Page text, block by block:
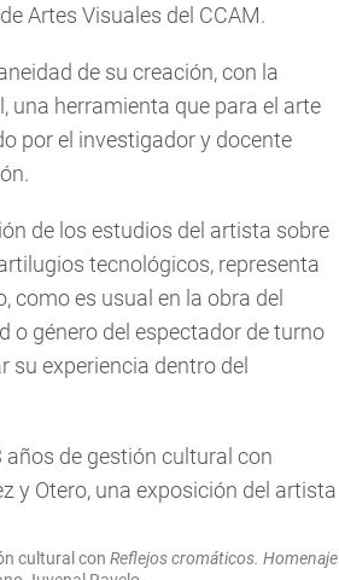
Artes Visuales del CCAM.
de su creación, con la
una herramienta que para el arte
por el investigador y docente
de los estudios del artista sobre
tecnológicos, representa
como es usual en la obra del
o género del espectador de turno
experiencia dentro del
cultural con Reflejos cromáticos. Homenaje